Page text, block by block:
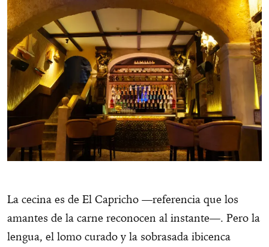
La cecina es de El Capricho —referencia que los
amantes de la carne reconocen al instante—. Pero la
lengua, el lomo curado y la sobrasada ibicenca